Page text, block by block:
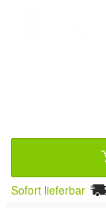
Sofort lieferbar